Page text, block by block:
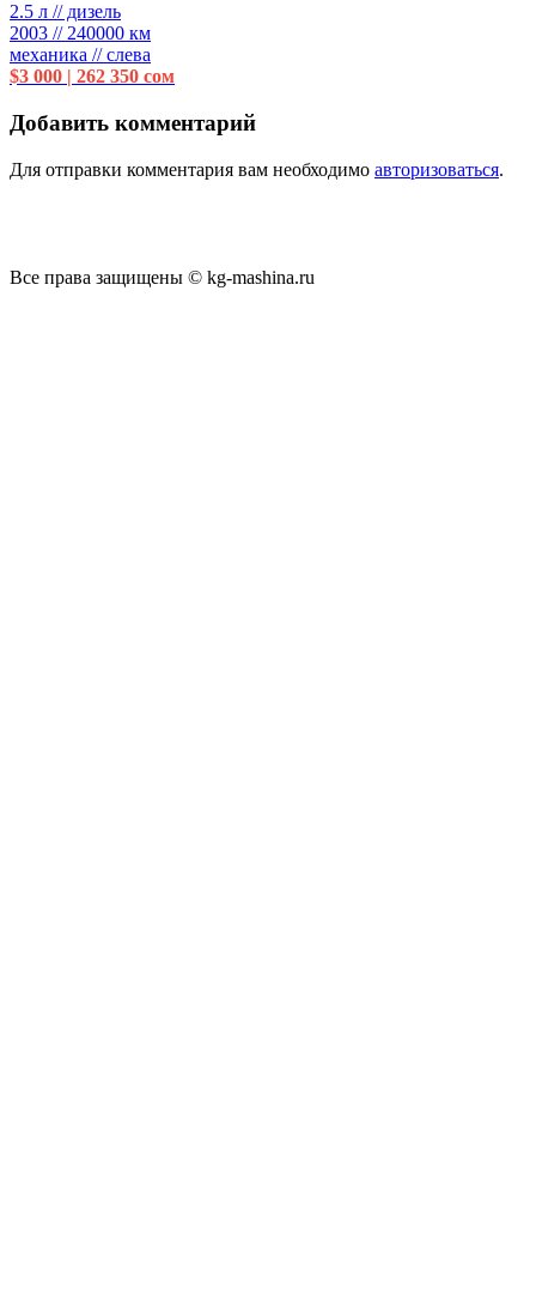
2.5 л // дизель
2003 // 240000 км
механика // слева
$3 000 | 262 350 сом
Добавить комментарий
Для отправки комментария вам необходимо авторизоваться.
Все права защищены © kg-mashina.ru